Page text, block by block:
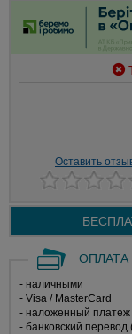
Оставить
ОПЛАТА
- наличными
- Visa / MasterCard
- наложенный платеж
- банковский